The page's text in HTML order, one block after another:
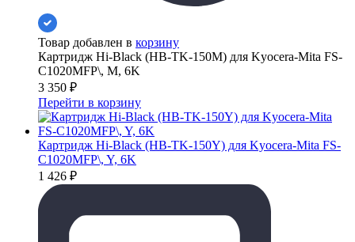
Товар добавлен в корзину
Картридж Hi-Black (HB-TK-150M) для Kyocera-Mita FS-
C1020MFP\, M, 6K
3 350 ₽
Перейти в корзину
Картридж Hi-Black (HB-TK-150Y) для Kyocera-Mita FS-
C1020MFP\, Y, 6K
1 426 ₽